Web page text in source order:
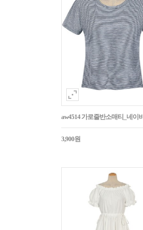
aw4514 가로줄반소매티_네이비
3,900원